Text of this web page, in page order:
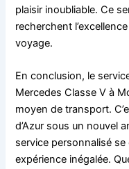
plaisir inoubliable. Ce
recherchent
voyage.
En conclusion, le
Mercedes Classe V à
moyen de transport.
d’Azur sous un nouvel
service personnalisé
expérience inégalée.